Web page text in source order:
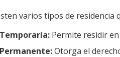
varios tipos de
Permite residir
Otorga el